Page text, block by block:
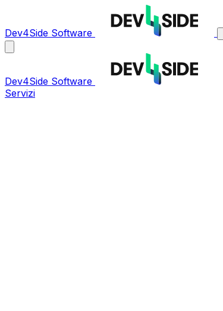
Dev4Side Software
Dev4Side Software
Servizi